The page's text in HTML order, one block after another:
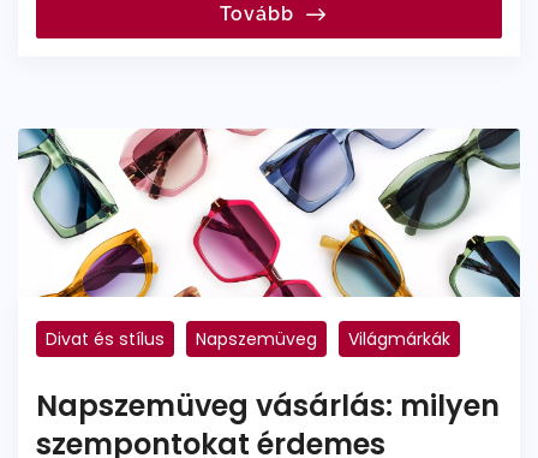
Tovább
Divat és stílus Napszemüveg Világmárkák
Napszemüveg vásárlás: milyen
szempontokat érdemes